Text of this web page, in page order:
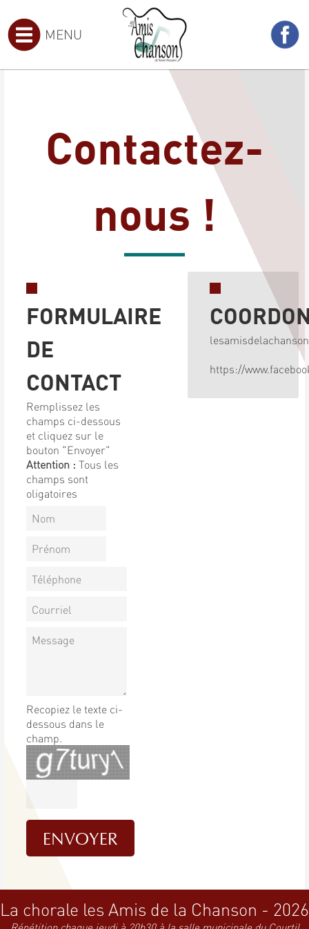
MENU
Contactez-
nous !
https://
FORMULAIRE
DE
CONTACT
Remplissez les
champs ci-dessous
et cliquez sur le
bouton "Envoyer"
Attention :Tous les
champs sont
oligatoires
Recopiez le texte ci-
dessous dans le
champ.
La chorale les Amis de la Chanson - 2026